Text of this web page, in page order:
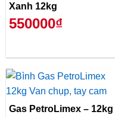
Xanh 12kg
550000₫
Gas PetroLimex – 12kg